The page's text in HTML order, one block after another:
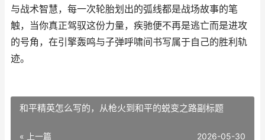
与战术智慧，每一次轮胎划出的弧线都是战场故事的笔
触，当你真正驾驭这份力量，疾驰便不再是逃亡而是进攻
的号角，在引擎轰鸣与子弹呼啸间书写属于自己的胜利轨
迹。
和平精英怎么写的，从枪火到和平的蜕变之路副标题
« 上一篇 2026-05-30